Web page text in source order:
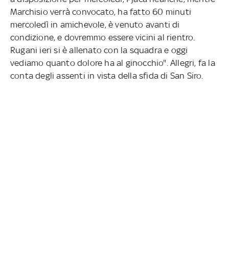
Marchisio verrà convocato, ha fatto 60 minuti
mercoledì in amichevole, è venuto avanti di
condizione, e dovremmo essere vicini al rientro.
Rugani ieri si è allenato con la squadra e oggi
vediamo quanto dolore ha al ginocchio". Allegri, fa la
conta degli assenti in vista della sfida di San Siro.